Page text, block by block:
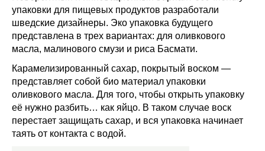
упаковки для пищевых продуктов разработали
шведские дизайнеры. Эко упаковка будущего
представлена в трех вариантах: для оливкового
масла, малинового смузи и риса Басмати.
Карамелизированный сахар, покрытый воском —
представляет собой био материал упаковки
оливкового масла. Для того, чтобы открыть упаковку
её нужно разбить… как яйцо. В таком случае воск
перестает защищать сахар, и вся упаковка начинает
таять от контакта с водой.